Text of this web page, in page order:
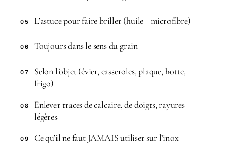
05 L’astuce pour faire briller (huile + microfibre)
06 Toujours dans le sens du grain
07
Selon l’objet (évier, casseroles, plaque, hotte,
frigo)
08
Enlever traces de calcaire, de doigts, rayures
légères
09 Ce qu’il ne faut JAMAIS utiliser sur l’inox